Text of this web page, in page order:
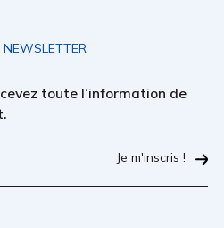
toute l’information de
Je m'inscris !